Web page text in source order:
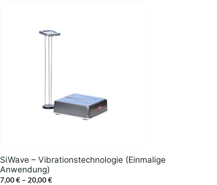
SiWave – Vibrationstechnologie (Einmalige
Anwendung)
7,00€ – 20,00€Preisspanne:
werden